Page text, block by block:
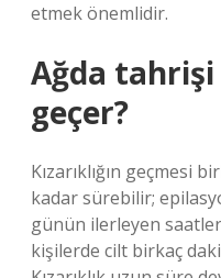
etmek önemlidir.
Ağda
geçer?
Kızarıklığın geçmesi
kadar sürebilir;
günün ilerleyen
kişilerde cilt birkaç